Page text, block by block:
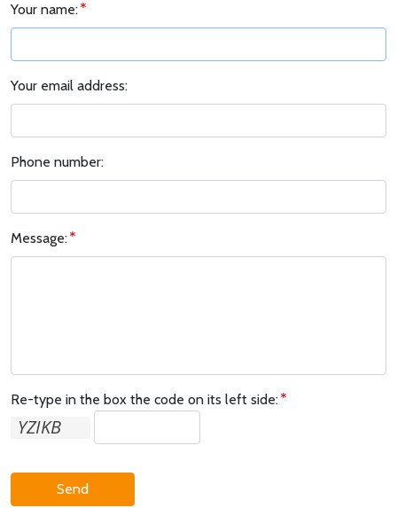
Your name:
Your email address:
Phone number:
Message:
Re-type in the box the code on its left side:
Send